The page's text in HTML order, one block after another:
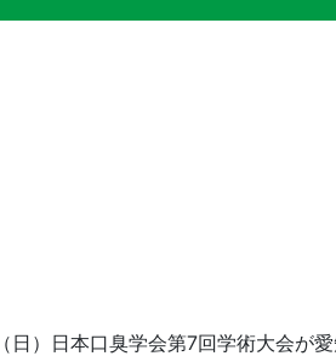
）日本口臭学会第7回学術大会が